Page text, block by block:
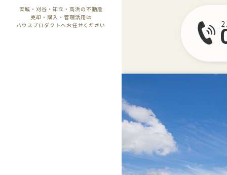
安城・刈谷・知立・高浜の不動産
売却・購入・管理活用は
ハウスプロダクトへお任せください